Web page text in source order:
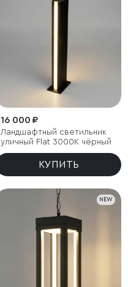
16 000 ₽
Ландшафтный светильник
уличный Flat 3000K чёрный
КУПИТЬ
NEW